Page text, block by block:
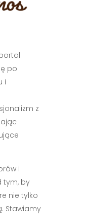
po
i
z
i
tym, by
nie tylko
Stawiamy